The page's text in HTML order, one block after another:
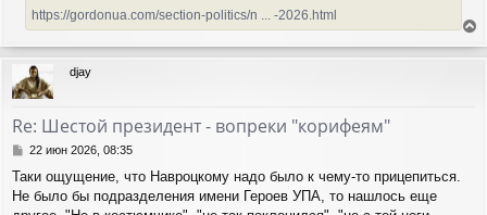
https://gordonua.com/section-politics/n ... -2026.html
е
р
djay
Re: Шестой президент - вопреки "корифеям"
С
о
б
22 июн 2026, 08:35
Таки ощущение, что Навроцкому надо было к чему-то прицепиться.
Не было бы подразделения имени Героев УПА, то нашлось еще